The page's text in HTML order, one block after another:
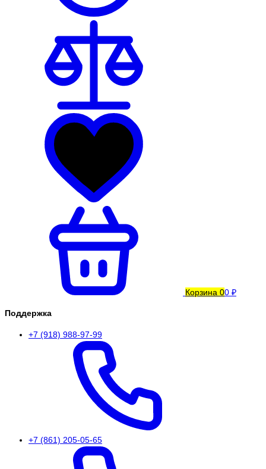
Корзина 00 ₽
Поддержка
+7 (918) 988-97-99
+7 (861) 205-05-65